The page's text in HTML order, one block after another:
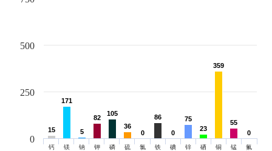
15
15
171
171
5
5
82
82
105
105
36
36
0
0
86
86
0
0
75
75
23
23
359
359
55
55
0
0
钙 镁 钠 钾 磷 硫 氯 铁 碘 锌 硒 铜 锰 氟
0
250
500